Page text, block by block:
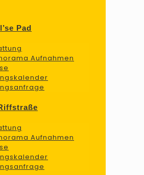
Pad
Aufnahmen
Aufnahmen